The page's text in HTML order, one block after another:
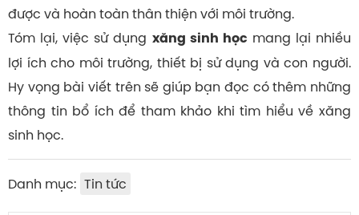
được và hoàn toàn thân thiện với môi trường.
Tóm lại, việc sử dụng xăng sinh học mang lại nhiều
lợi ích cho môi trường, thiết bị sử dụng và con người.
Hy vọng bài viết trên sẽ giúp bạn đọc có thêm những
thông tin bổ ích để tham khảo khi tìm hiểu về xăng
sinh học.
Danh mục: Tin tức